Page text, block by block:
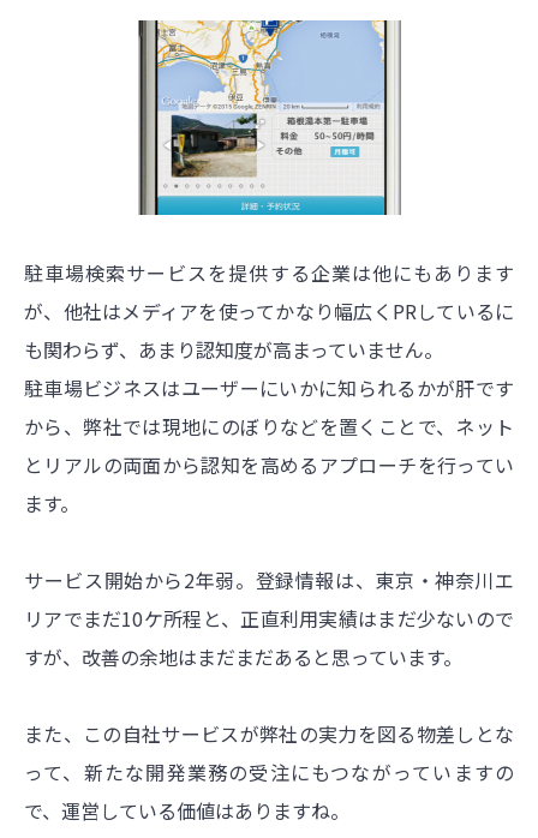
駐車場検索サービスを提供する企業は他にもあります
が、他社はメディアを使ってかなり幅広くPRしているに
も関わらず、あまり認知度が高まっていません。
駐車場ビジネスはユーザーにいかに知られるかが肝です
から、弊社では現地にのぼりなどを置くことで、ネット
とリアルの両面から認知を高めるアプローチを行ってい
ます。
サービス開始から2年弱。登録情報は、東京・神奈川エ
リアでまだ10ケ所程と、正直利用実績はまだ少ないので
すが、改善の余地はまだまだあると思っています。
また、この自社サービスが弊社の実力を図る物差しとな
って、新たな開発業務の受注にもつながっていますの
で、運営している価値はありますね。